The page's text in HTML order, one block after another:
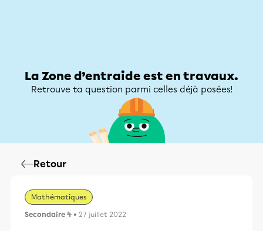
La Zone d’entraide est en travaux.
Retrouve ta question parmi celles déjà posées!
Retour
Mathématiques
Secondaire 4 • 27 juillet 2022